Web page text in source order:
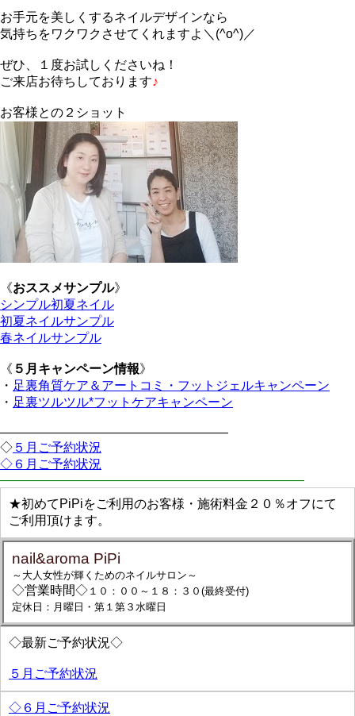
お手元を美しくするネイルデザインなら
気持ちをワクワクさせてくれますよ＼(^o^)／
ぜひ、１度お試しくださいね！
ご来店お待ちしております♪
お客様との２ショット
《おススメサンプル》
シンプル初夏ネイル
初夏ネイルサンプル
春ネイルサンプル
《 ５月キャンペーン情報》
・ 足裏角質ケア＆アートコミ・フットジェルキャンペーン
・ 足裏ツルツル*フットケアキャンペーン
——————————————————
◇ ５月ご予約状況
◇６月ご予約状況
————————————————————————
★初めてPiPiをご利用のお客様・施術料金２０％オフにて
ご利用頂けます。
nail&aroma PiPi
～大人女性が輝くためのネイルサロン～
◇営業時間◇ １０：００～１８：３０(最終受付)
定休日：月曜日・第１第３水曜日
◇最新ご予約状況◇
５月ご予約状況
◇６月ご予約状況